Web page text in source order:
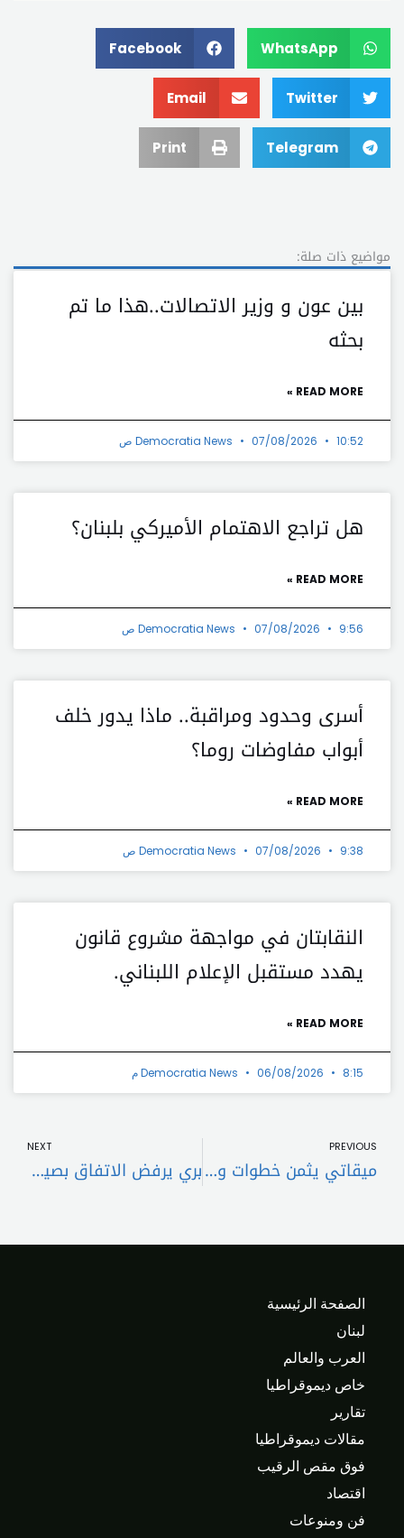
WhatsApp
Facebook
Twitter
Email
Telegram
Print
مواضيع ذات صلة:
بين عون و وزير الاتصالات..هذا ما تم
بحثه
READ MORE »
Democratia News 07/08/2026 10:52 ص
هل تراجع الاهتمام الأميركي بلبنان؟
READ MORE »
Democratia News 07/08/2026 9:56 ص
أسرى وحدود ومراقبة.. ماذا يدور خلف
أبواب مفاوضات روما؟
READ MORE »
Democratia News 07/08/2026 9:38 ص
النقابتان في مواجهة مشروع قانون
يهدد مستقبل الإعلام اللبناني.
READ MORE »
Democratia News 06/08/2026 8:15 م
PREVIOUS
ميقاتي يثمن خطوات وثوابت عون:نأمل أن تثمر المساعي الدبلوماسية الجارية في تحقيق الأهداف الوطنية المنشودة
NEXT
بري يرفض الاتفاق بصيغته الحالية: وقف النار الشامل والانسحاب المتزامن شرطان أساسيان
الصفحة الرئيسية
لبنان
العرب والعالم
خاص ديموقراطيا
تقارير
مقالات ديموقراطيا
فوق مقص الرقيب
اقتصاد
فن ومنوعات